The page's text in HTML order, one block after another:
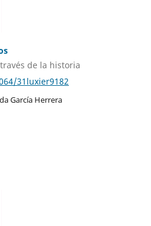
de la historia
31luxier9182
García Herrera